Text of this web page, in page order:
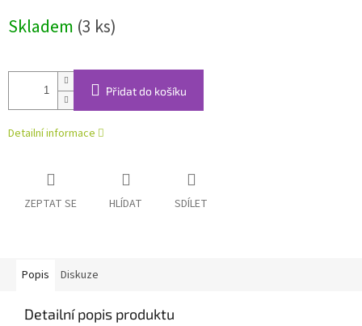
cena:
Skladem (3 ks)
Přidat do košíku
Detailní informace
ZEPTAT SE HLÍDAT SDÍLET
Popis Diskuze
Detailní popis produktu